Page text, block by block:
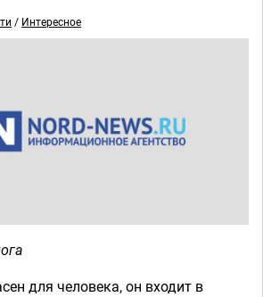
/ Интересное
для человека, он входит в